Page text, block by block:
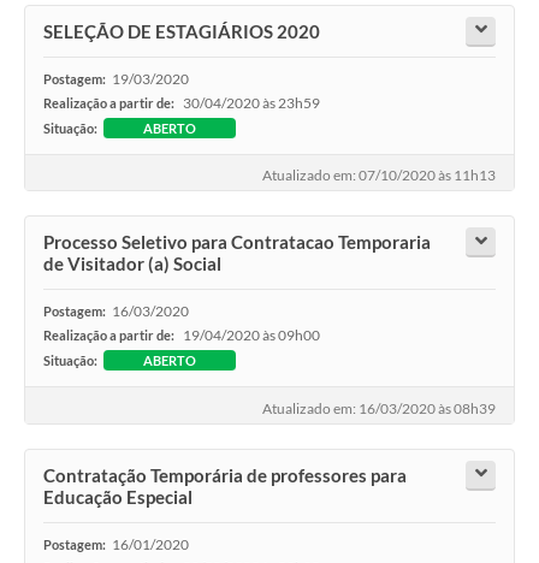
SELEÇÃO DE ESTAGIÁRIOS 2020
Postagem: 19/03/2020
Realização a partir de: 30/04/2020 às 23h59
Situação: ABERTO
Atualizado em: 07/10/2020 às 11h13
Processo Seletivo para Contratacao Temporaria
de Visitador (a) Social
Postagem: 16/03/2020
Realização a partir de: 19/04/2020 às 09h00
Situação: ABERTO
Atualizado em: 16/03/2020 às 08h39
Contratação Temporária de professores para
Educação Especial
Postagem: 16/01/2020